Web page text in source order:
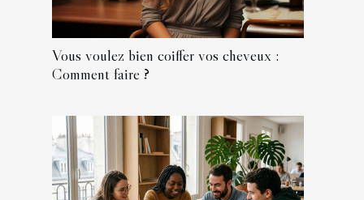
Vous voulez bien coiffer vos cheveux :
Comment faire ?